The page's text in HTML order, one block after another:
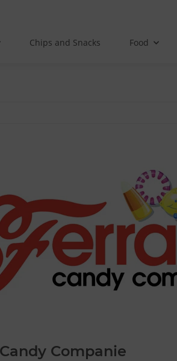
Chips and Snacks Food
Companie